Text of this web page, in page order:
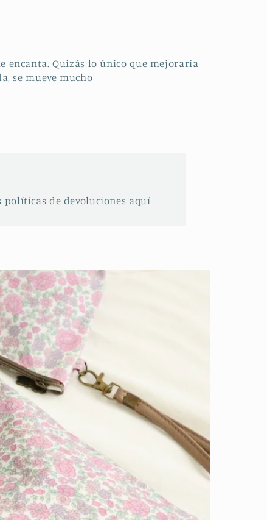
encanta. Quizás lo único que mejoraría
se mueve mucho
políticas de devoluciones aquí